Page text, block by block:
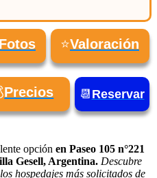
Fotos ⭐Valoración
Precios 📆 Reservar
opción en Paseo 105 n°221
Gesell, Argentina. Descubre
hospedajes más solicitados de